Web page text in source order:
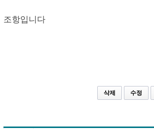
조항입니다
삭제 수정